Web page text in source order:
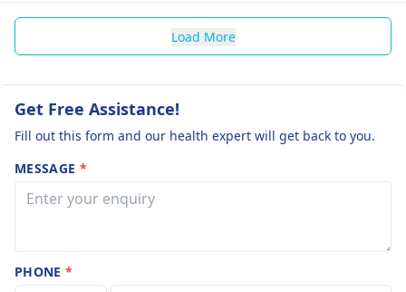
Load More
Get Free Assistance!
Fill out this form and our health expert will get back to you.
MESSAGE *
PHONE*